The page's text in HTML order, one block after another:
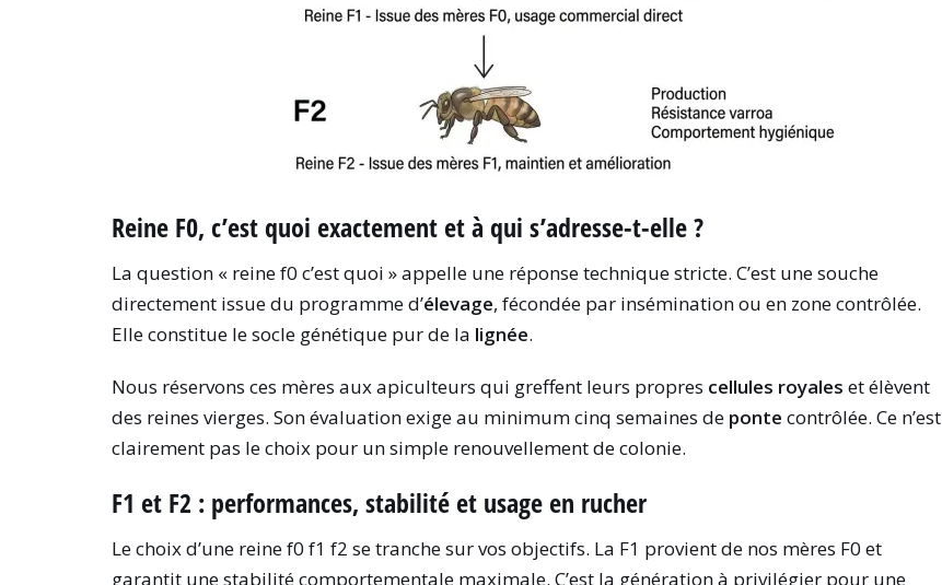
Reine F0, c’est quoi exactement et à qui s’adresse-t-elle ?
La question « reine f0 c’est quoi » appelle une réponse technique stricte. C’est une souche
directement issue du programme d’élevage, fécondée par insémination ou en zone contrôlée.
Elle constitue le socle génétique pur de la lignée.
Nous réservons ces mères aux apiculteurs qui greffent leurs propres cellules royales et élèvent
des reines vierges. Son évaluation exige au minimum cinq semaines de ponte contrôlée. Ce n’est
clairement pas le choix pour un simple renouvellement de colonie.
F1 et F2 : performances, stabilité et usage en rucher
Le choix d’une reine f0 f1 f2 se tranche sur vos objectifs. La F1 provient de nos mères F0 et
garantit une stabilité comportementale maximale. C’est la génération à privilégier pour une